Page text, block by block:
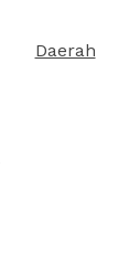
Daerah